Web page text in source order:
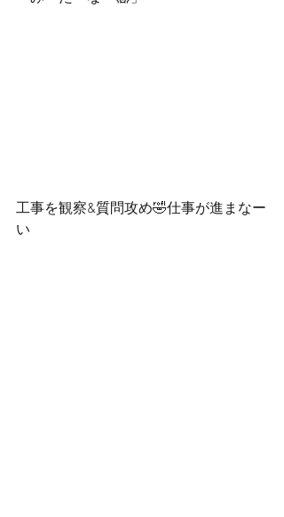
工事を観察&質問攻め🤣仕事が進まなー
い